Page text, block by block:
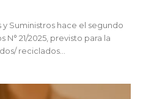
Suministros hace el segundo
21/2025, previsto para la
reciclados...